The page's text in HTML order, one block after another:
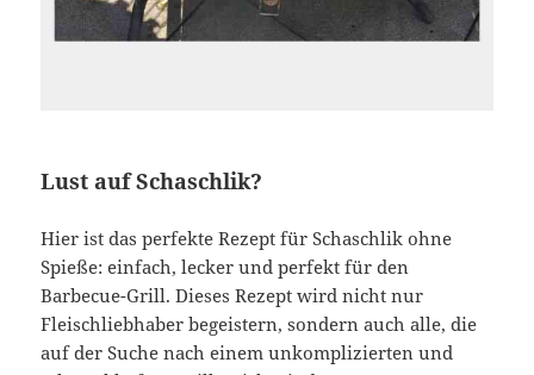
Lust auf Schaschlik?
Hier ist das perfekte Rezept für Schaschlik ohne
Spieße: einfach, lecker und perfekt für den
Barbecue-Grill. Dieses Rezept wird nicht nur
Fleischliebhaber begeistern, sondern auch alle, die
auf der Suche nach einem unkomplizierten und